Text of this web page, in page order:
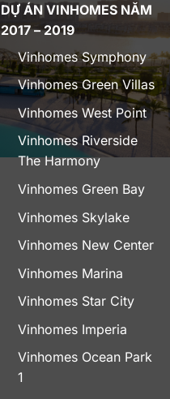
DỰ ÁN VINHOMES NĂM
2017 – 2019
Vinhomes Symphony
Vinhomes Green Villas
Vinhomes West Point
Vinhomes Riverside
The Harmony
Vinhomes Green Bay
Vinhomes Skylake
Vinhomes New Center
Vinhomes Marina
Vinhomes Star City
Vinhomes Imperia
Vinhomes Ocean Park
1